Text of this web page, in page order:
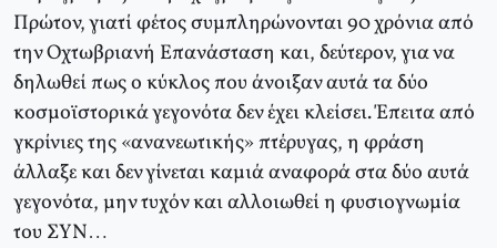
Πρώτον, γιατί φέτος συμπληρώνονται 90 χρόνια από
την Οχτωβριανή Επανάσταση και, δεύτερον, για να
δηλωθεί πως ο κύκλος που άνοιξαν αυτά τα δύο
κοσμοϊστορικά γεγονότα δεν έχει κλείσει. Έπειτα από
γκρίνιες της «ανανεωτικής» πτέρυγας, η φράση
άλλαξε και δεν γίνεται καμιά αναφορά στα δύο αυτά
γεγονότα, μην τυχόν και αλλοιωθεί η φυσιογνωμία
του ΣΥΝ…